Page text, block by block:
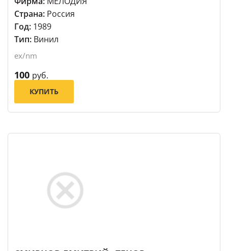
Страна: Россия
Год: 1989
Тип: Винил
ex/nm
100 руб.
КУПИТЬ